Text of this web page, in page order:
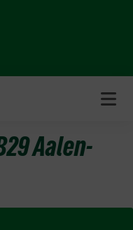
Aalen-